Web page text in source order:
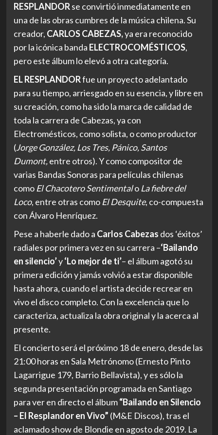
RESPLANDORse convirtió inmediatamente en
una de las obras cumbres de la música chilena. Su
creador, CARLOS CABEZAS,ya era reconocido
por la icónica banda ELECTROCOMÉSTICOS,
pero este álbum lo elevó a otra categoría.
EL RESPLANDORfue un proyecto adelantado
para su tiempo, arriesgado en su esencia, y libre en
su creación, como ha sido la marca de calidad de
toda la carrera de Cabezas, ya con
Electromésticos, como solista, o como productor
(Jorge González, Los Tres, Pánico, Santos
Dumont,entre otros). Y como compositor de
varias Bandas Sonoras para películas chilenas
como El Chacotero Sentimentalo La fiebre del
Loco, entre otras como El Desquite, co-compuesta
con Álvaro Henríquez.
Pese a haberle dado a Carlos Cabezas dos ‘éxitos’
radiales por primera vez en su carrera –‘Bailando
en silencio’y‘Lo mejor de ti’– el álbum agotó su
primera edición y jamás volvió a estar disponible
hasta ahora, cuando el artista decide recrear en
vivo el disco completo. Con la excelencia que lo
caracteriza, actualiza la obra original y la acerca al
presente.
El concierto será el próximo 18 de enero, desde las
21:00 horas en Sala Metrónomo (Ernesto Pinto
Lagarrigue 179, Barrio Bellavista), y es sólo la
segunda presentación programada en Santiago
para ver en directo el álbum“Bailando en Silencio
– El Resplandor en Vivo” (M&E Discos), tras el
aclamado show de Blondie en agosto de 2019. La